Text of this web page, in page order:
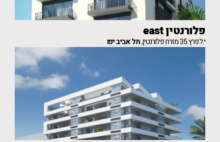
פלורנטין east
י.ל.פרץ 35 מזרח פלורנטין, תל אביב יפו